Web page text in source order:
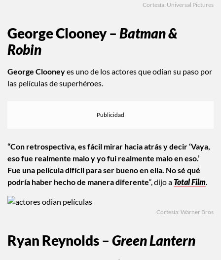
Cortesía: Universal Pictures
George Clooney – Batman &
Robin
George Clooneyes uno de los actores que odian su paso por
las películas de superhéroes.
“Con retrospectiva, es fácil mirar hacia atrás y decir ‘Vaya,
eso fue realmente malo y yo fui realmente malo en eso.’
Fue una película difícil para ser bueno en ella. No sé qué
podría haber hecho de manera diferente“, dijo aTotal Film.
Cortesía: Warner Bros
Ryan Reynolds – Green Lantern